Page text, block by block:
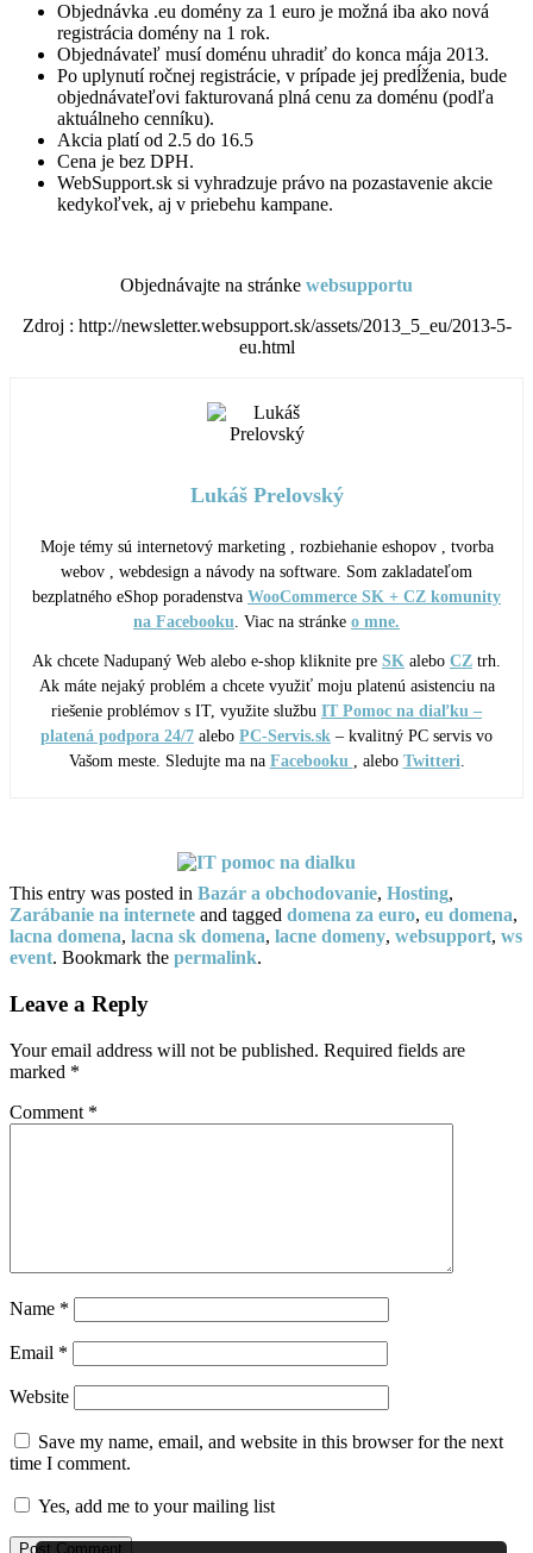
Objednávka .eu domény za 1 euro je možná iba ako nová
registrácia domény na 1 rok.
Objednávateľ musí doménu uhradiť do konca mája 2013.
Po uplynutí ročnej registrácie, v prípade jej predĺženia, bude
objednávateľovi fakturovaná plná cenu za doménu (podľa
aktuálneho cenníku).
Akcia platí od 2.5 do 16.5
Cena je bez DPH.
WebSupport.sk si vyhradzuje právo na pozastavenie akcie
kedykoľvek, aj v priebehu kampane.
Objednávajte na stránke websupportu
Zdroj : http://newsletter.websupport.sk/assets/2013_5_eu/2013-5-
eu.html
Lukáš Prelovský
Moje témy sú internetový marketing , rozbiehanie eshopov , tvorba
webov , webdesign a návody na software. Som zakladateľom
bezplatného eShop poradenstva WooCommerce SK + CZ komunity
na Facebooku. Viac na stránke o mne.
Ak chcete Nadupaný Web alebo e-shop kliknite pre SK alebo CZ trh.
Ak máte nejaký problém a chcete využiť moju platenú asistenciu na
riešenie problémov s IT, využite službu IT Pomoc na diaľku –
platená podpora 24/7 alebo PC-Servis.sk – kvalitný PC servis vo
Vašom meste. Sledujte ma na Facebooku , alebo Twitteri.
This entry was posted in Bazár a obchodovanie, Hosting,
Zarábanie na internete and tagged domena za euro, eu domena,
lacna domena, lacna sk domena, lacne domeny, websupport, ws
event. Bookmark the permalink.
Leave a Reply
Your email address will not be published. Required fields are
marked *
Comment *
Name *
Email *
Website
Save my name, email, and website in this browser for the next
time I comment.
Yes, add me to your mailing list